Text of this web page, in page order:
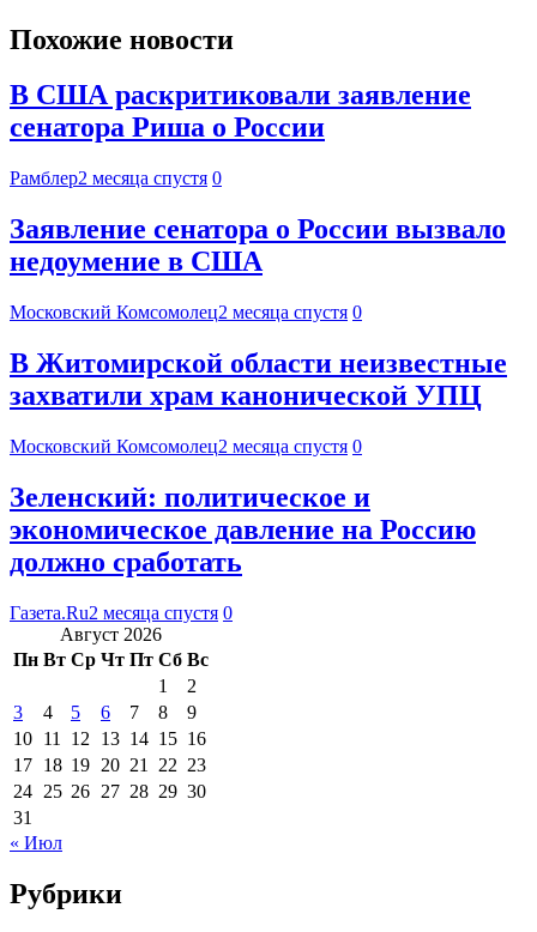
Похожие новости
В США раскритиковали заявление
сенатора Риша о России
Рамблер2 месяца спустя 0
Заявление сенатора о России вызвало
недоумение в США
Московский Комсомолец2 месяца спустя 0
В Житомирской области неизвестные
захватили храм канонической УПЦ
Московский Комсомолец2 месяца спустя 0
Зеленский: политическое и
экономическое давление на Россию
должно сработать
Газета.Ru2 месяца спустя 0
Август 2026
Пн Вт Ср Чт Пт Сб Вс
1
2
3
4 5 6 7 8
9
10 11 12 13 14 15 16
17 18 19 20 21 22 23
24 25 26 27 28 29 30
31
« Июл
Рубрики